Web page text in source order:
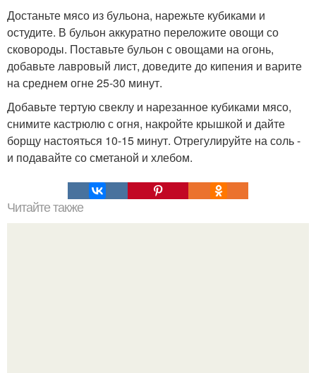
Достаньте мясо из бульона, нарежьте кубиками и
остудите. В бульон аккуратно переложите овощи со
сковороды. Поставьте бульон с овощами на огонь,
добавьте лавровый лист, доведите до кипения и варите
на среднем огне 25-30 минут.
Добавьте тертую свеклу и нарезанное кубиками мясо,
снимите кастрюлю с огня, накройте крышкой и дайте
борщу настояться 10-15 минут. Отрегулируйте на соль -
и подавайте со сметаной и хлебом.
Читайте также